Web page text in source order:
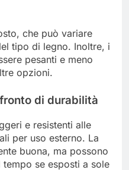
che può variare
tipo di legno. Inoltre, i
pesanti e meno
opzioni.
di durabilità
e resistenti alle
per uso esterno. La
buona, ma possono
se esposti a sole